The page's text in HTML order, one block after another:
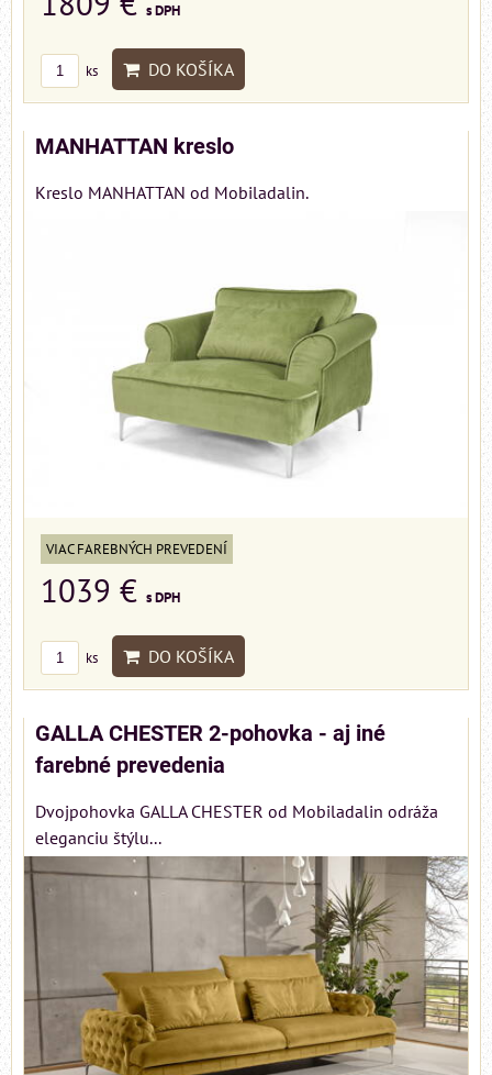
s DPH
ks DO KOŠÍKA
MANHATTAN kreslo
Kreslo MANHATTAN od Mobiladalin.
VIAC FAREBNÝCH PREVEDENÍ
1039 € s DPH
ks DO KOŠÍKA
GALLA CHESTER 2-pohovka - aj iné
farebné prevedenia
Dvojpohovka GALLA CHESTER od Mobiladalin odráža
eleganciu štýlu...